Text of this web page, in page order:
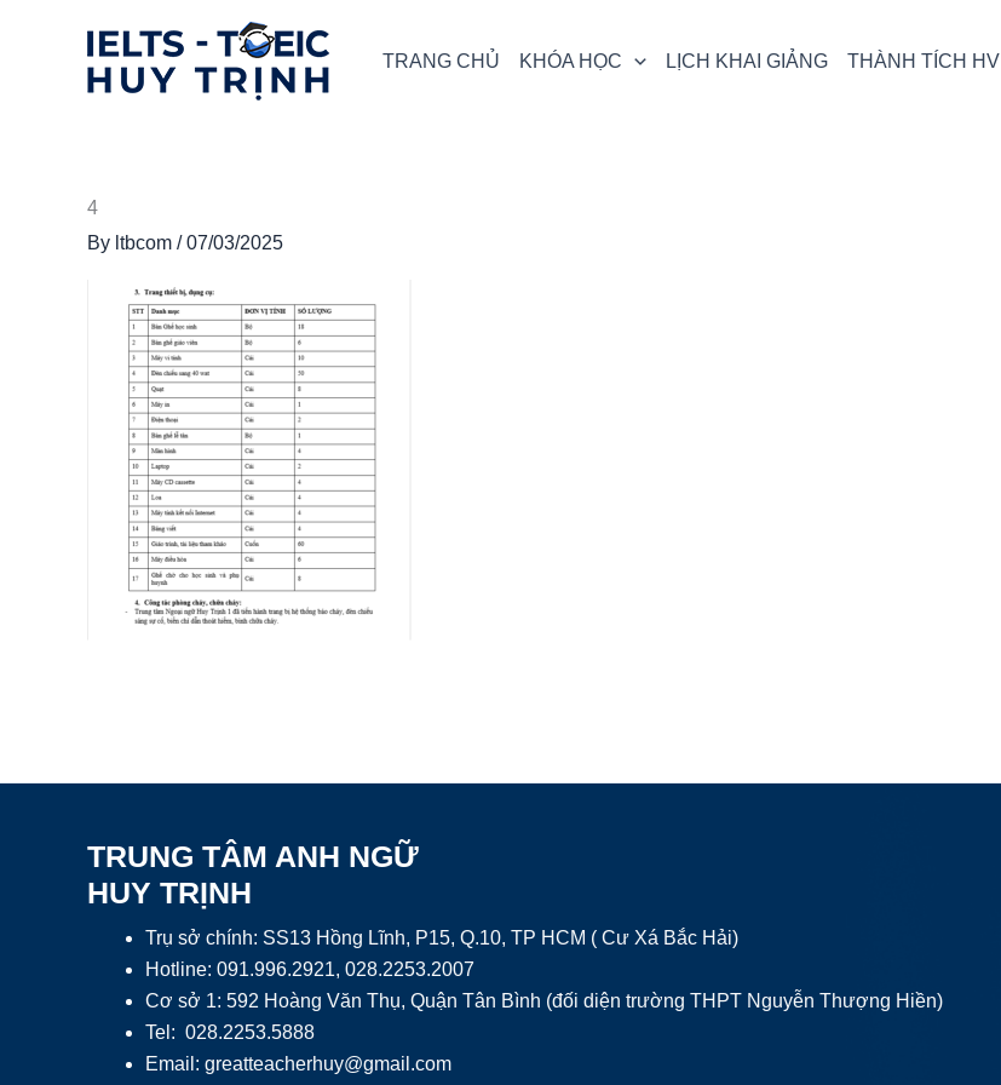
TRANG CHỦ KHÓA HỌC LỊCH KHAI GIẢNG THÀNH TÍCH HV
4
By ltbcom /07/03/2025
TRUNG TÂM ANH NGỮ
HUY TRỊNH
Trụ sở chính: SS13 Hồng Lĩnh, P15, Q.10, TP HCM ( Cư Xá Bắc Hải)
Hotline: 091.996.2921, 028.2253.2007
Cơ sở 1: 592 Hoàng Văn Thụ, Quận Tân Bình (đối diện trường THPT Nguyễn Thượng Hiền)
Tel: 028.2253.5888
Email: greatteacherhuy@gmail.com